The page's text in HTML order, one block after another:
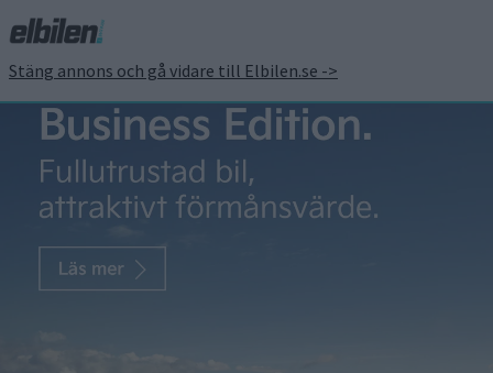
Stäng annons och gå vidare till Elbilen.se ->